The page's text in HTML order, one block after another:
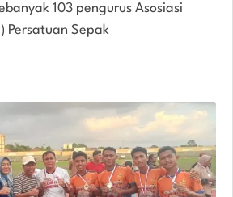
103 pengurus Asosiasi
Persatuan Sepak